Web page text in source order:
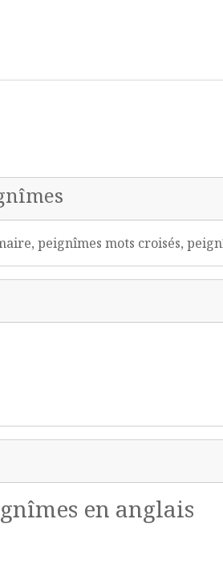
peignîmes mots croisés,
en anglais